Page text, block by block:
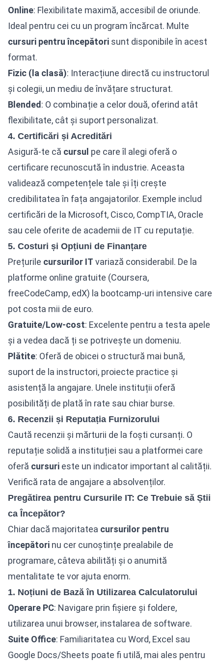
Online: Flexibilitate maximă, accesibil de oriunde.
Ideal pentru cei cu un program încărcat. Multe
cursuri pentru începători sunt disponibile în acest
format.
Fizic (la clasă): Interacțiune directă cu instructorul
și colegii, un mediu de învățare structurat.
Blended: O combinație a celor două, oferind atât
flexibilitate, cât și suport personalizat.
4. Certificări și Acreditări
Asigură-te că cursul pe care îl alegi oferă o
certificare recunoscută în industrie. Aceasta
validează competențele tale și îți crește
credibilitatea în fața angajatorilor. Exemple includ
certificări de la Microsoft, Cisco, CompTIA, Oracle
sau cele oferite de academii de IT cu reputație.
5. Costuri și Opțiuni de Finanțare
Prețurile cursurilor IT variază considerabil. De la
platforme online gratuite (Coursera,
freeCodeCamp, edX) la bootcamp-uri intensive care
pot costa mii de euro.
Gratuite/Low-cost: Excelente pentru a testa apele
și a vedea dacă ți se potrivește un domeniu.
Plătite: Oferă de obicei o structură mai bună,
suport de la instructori, proiecte practice și
asistență la angajare. Unele instituții oferă
posibilități de plată în rate sau chiar burse.
6. Recenzii și Reputația Furnizorului
Caută recenzii și mărturii de la foști cursanți. O
reputație solidă a instituției sau a platformei care
oferă cursuri este un indicator important al calității.
Verifică rata de angajare a absolvenților.
Pregătirea pentru Cursurile IT: Ce Trebuie să Știi
ca Începător?
Chiar dacă majoritatea cursurilor pentru
începători nu cer cunoștințe prealabile de
programare, câteva abilități și o anumită
mentalitate te vor ajuta enorm.
1. Noțiuni de Bază în Utilizarea Calculatorului
Operare PC: Navigare prin fișiere și foldere,
utilizarea unui browser, instalarea de software.
Suite Office: Familiaritatea cu Word, Excel sau
Google Docs/Sheets poate fi utilă, mai ales pentru